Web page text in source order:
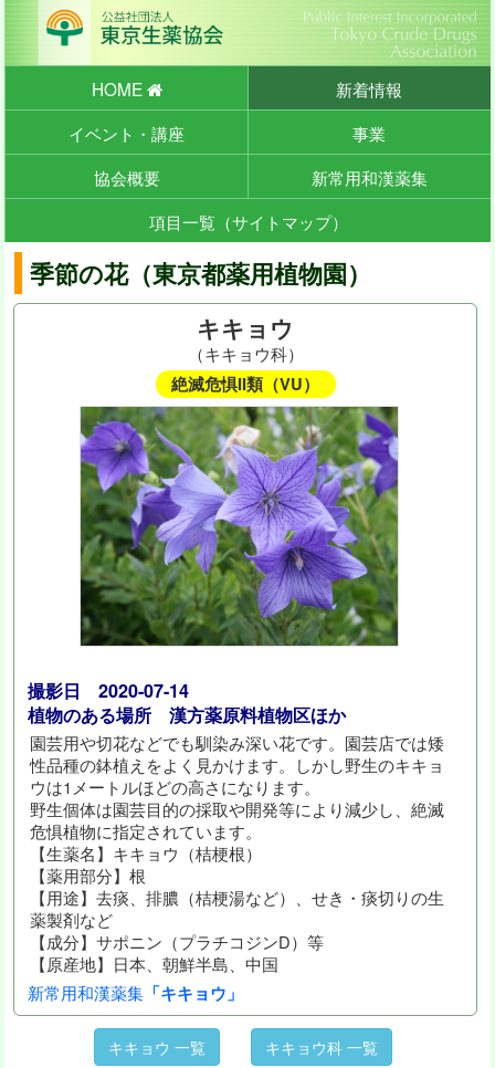
HOME
新着情報
イベント・講座
事業
協会概要
新常用和漢薬集
項目一覧（サイトマップ）
季節の花（東京都薬用植物園）
キキョウ
（キキョウ科）
絶滅危惧II類（VU）
撮影日 2020-07-14
植物のある場所 漢方薬原料植物区ほか
園芸用や切花などでも馴染み深い花です。園芸店では矮
性品種の鉢植えをよく見かけます。しかし野生のキキョ
ウは1メートルほどの高さになります。
野生個体は園芸目的の採取や開発等により減少し、絶滅
危惧植物に指定されています。
【生薬名】キキョウ（桔梗根）
【薬用部分】根
【用途】去痰、排膿（桔梗湯など）、せき・痰切りの生
薬製剤など
【成分】サポニン（プラチコジンD）等
【原産地】日本、朝鮮半島、中国
新常用和漢薬集 「キキョウ」
キキョウ 一覧 キキョウ科 一覧